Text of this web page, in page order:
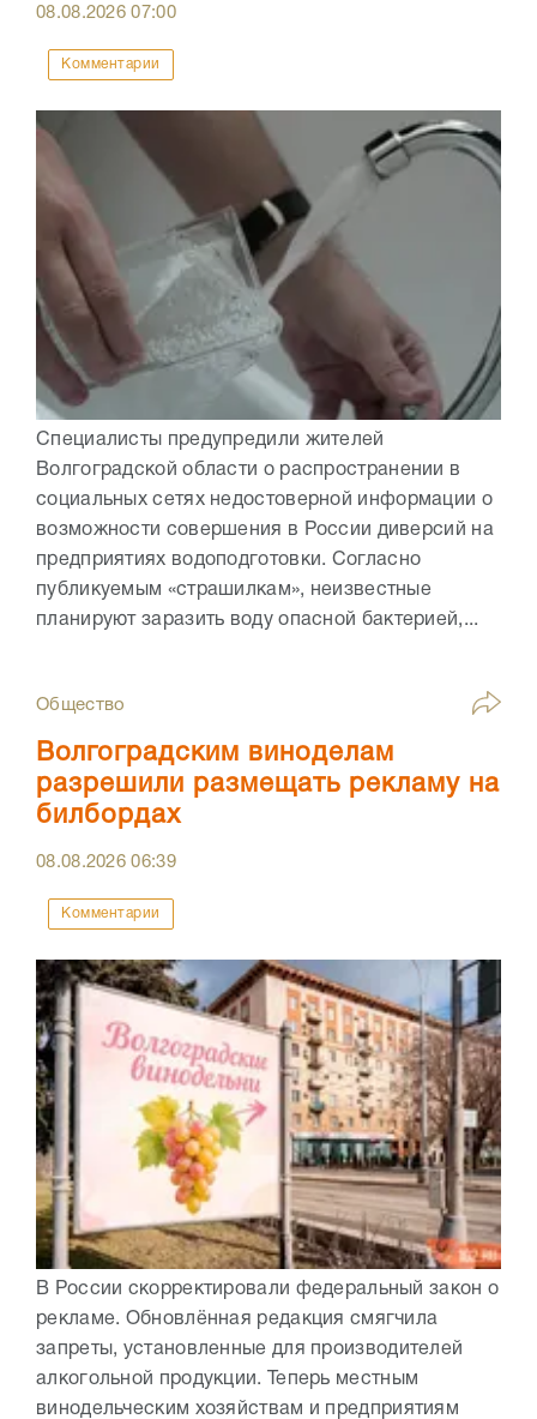
08.08.202607:00
Комментарии
Специалисты предупредили жителей
Волгоградской области о распространении в
социальных сетях недостоверной информации о
возможности совершения в России диверсий на
предприятиях водоподготовки. Согласно
публикуемым «страшилкам», неизвестные
планируют заразить воду опасной бактерией,...
Общество
Волгоградским виноделам
разрешили размещать рекламу на
билбордах
08.08.202606:39
Комментарии
В России скорректировали федеральный закон о
рекламе. Обновлённая редакция смягчила
запреты, установленные для производителей
алкогольной продукции. Теперь местным
винодельческим хозяйствам и предприятиям